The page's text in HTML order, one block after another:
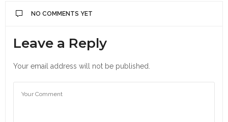
NO COMMENTS YET
Leave a Reply
Your email address will not be published.